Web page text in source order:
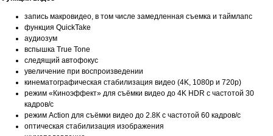
запись макровидео, в том числе замедленная съемка и таймлапс
функция QuickTake
аудиозум
вспышка True Tone
следящий автофокус
увеличение при воспроизведении
кинематографическая стабилизация видео (4K, 1080p и 720p)
режим «Киноэффект» для съёмки видео до 4K HDR с частотой 30
кадров/с
режим Action для съёмки видео до 2.8К с частотой 60 кадров/с
оптическая стабилизация изображения